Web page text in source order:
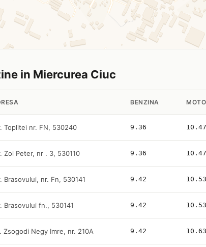
in Miercurea Ciuc
BENZINA
Toplitei nr. FN, 530240 9.36 10.47
Zol Peter, nr . 3, 530110 9.36 10.47
Brasovului, nr. Fn, 530141 9.42 10.53
Brasovului fn., 530141 9.42 10.53
Zsogodi Negy Imre, nr. 210A 9.42 10.63